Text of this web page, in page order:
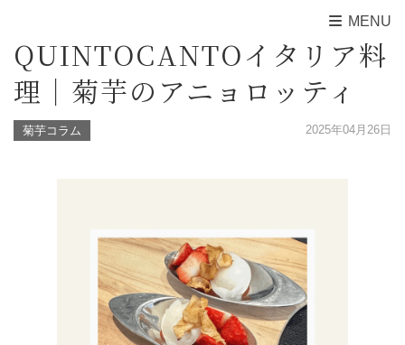
MENU
QUINTOCANTOイタリア料
理｜菊芋のアニョロッティ
菊芋コラム 2025年04月26日